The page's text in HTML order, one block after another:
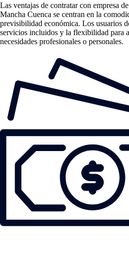
Las ventajas de contratar con empresa
Mancha Cuenca se centran en la
previsibilidad económica. Los usuarios
servicios incluidos y la flexibilidad para
necesidades profesionales o personales.